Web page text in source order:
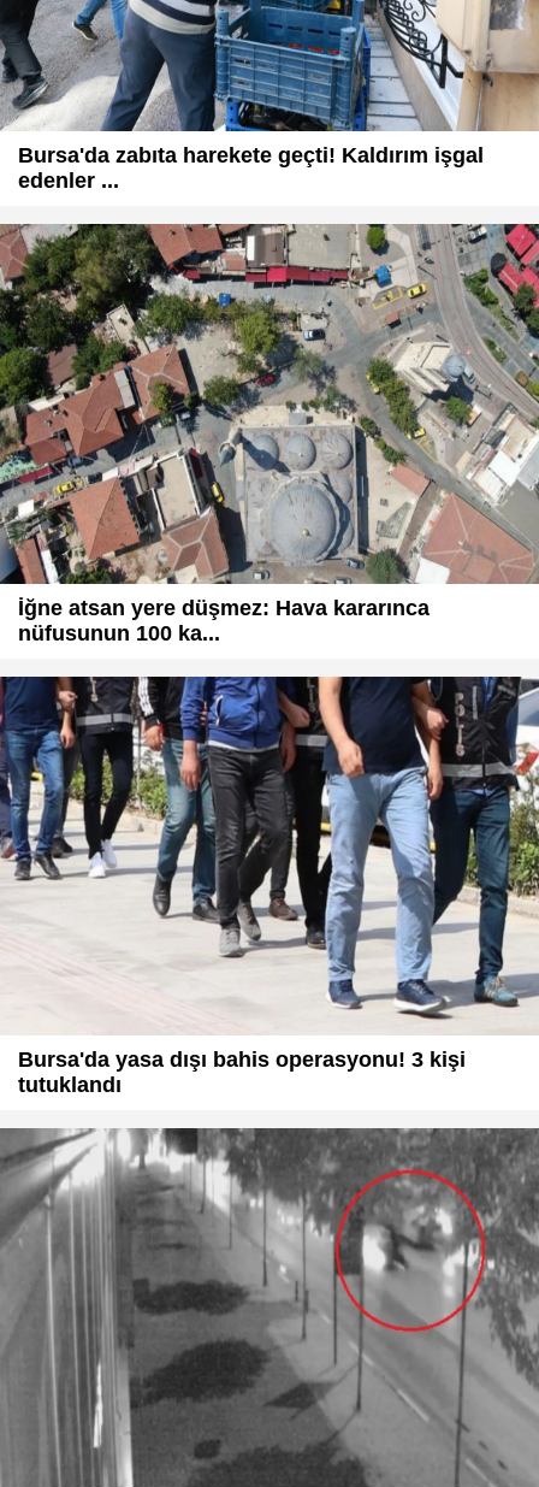
Bursa'da zabıta harekete geçti! Kaldırım işgal
edenler ...
İğne atsan yere düşmez: Hava kararınca
nüfusunun 100 ka...
Bursa'da yasa dışı bahis operasyonu! 3 kişi
tutuklandı